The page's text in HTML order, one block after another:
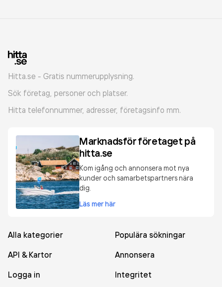
Hitta.se - Gratis nummerupplysning.
Sök företag, personer och platser.
Hitta telefonnummer, adresser, företagsinfo mm.
Marknadsför företaget på
hitta.se
Kom igång och annonsera mot nya
kunder och samarbetspartners nära
dig.
Läs mer här
Alla kategorier
Populära sökningar
API & Kartor
Annonsera
Logga in
Integritet